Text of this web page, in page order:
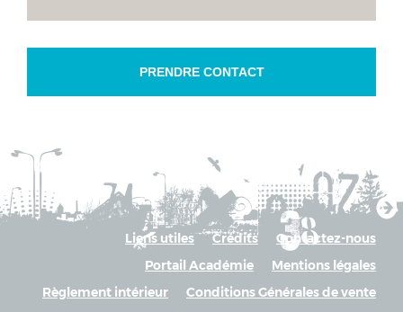
PRENDRE CONTACT
Contactez-nous
Crédits
Liens utiles
Mentions légales
Portail Académie
Conditions Générales de vente
Règlement intérieur